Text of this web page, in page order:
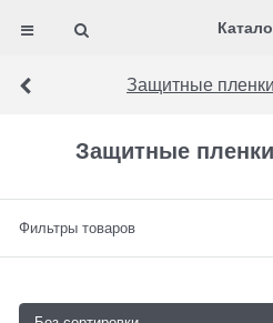
Защитные
Защитные
Фильтры товаров